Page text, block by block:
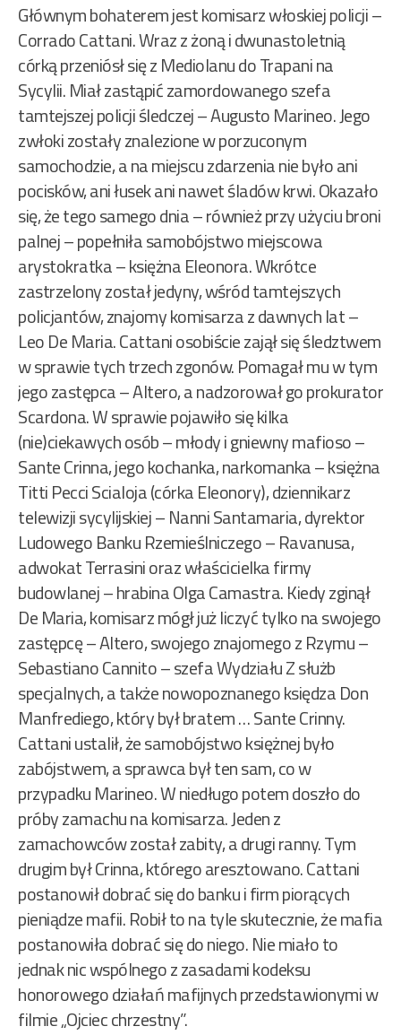
Głównym bohaterem jest komisarz włoskiej policji –
Corrado Cattani. Wraz z żoną i dwunastoletnią
córką przeniósł się z Mediolanu do Trapani na
Sycylii. Miał zastąpić zamordowanego szefa
tamtejszej policji śledczej – Augusto Marineo. Jego
zwłoki zostały znalezione w porzuconym
samochodzie, a na miejscu zdarzenia nie było ani
pocisków, ani łusek ani nawet śladów krwi. Okazało
się, że tego samego dnia – również przy użyciu broni
palnej – popełniła samobójstwo miejscowa
arystokratka – księżna Eleonora. Wkrótce
zastrzelony został jedyny, wśród tamtejszych
policjantów, znajomy komisarza z dawnych lat –
Leo De Maria. Cattani osobiście zajął się śledztwem
w sprawie tych trzech zgonów. Pomagał mu w tym
jego zastępca – Altero, a nadzorował go prokurator
Scardona. W sprawie pojawiło się kilka
(nie)ciekawych osób – młody i gniewny mafioso –
Sante Crinna, jego kochanka, narkomanka – księżna
Titti Pecci Scialoja (córka Eleonory), dziennikarz
telewizji sycylijskiej – Nanni Santamaria, dyrektor
Ludowego Banku Rzemieślniczego – Ravanusa,
adwokat Terrasini oraz właścicielka firmy
budowlanej – hrabina Olga Camastra. Kiedy zginął
De Maria, komisarz mógł już liczyć tylko na swojego
zastępcę – Altero, swojego znajomego z Rzymu –
Sebastiano Cannito – szefa Wydziału Z służb
specjalnych, a także nowopoznanego księdza Don
Manfrediego, który był bratem … Sante Crinny.
Cattani ustalił, że samobójstwo księżnej było
zabójstwem, a sprawca był ten sam, co w
przypadku Marineo. W niedługo potem doszło do
próby zamachu na komisarza. Jeden z
zamachowców został zabity, a drugi ranny. Tym
drugim był Crinna, którego aresztowano. Cattani
postanowił dobrać się do banku i firm piorących
pieniądze mafii. Robił to na tyle skutecznie, że mafia
postanowiła dobrać się do niego. Nie miało to
jednak nic wspólnego z zasadami kodeksu
honorowego działań mafijnych przedstawionymi w
filmie „Ojciec chrzestny”.